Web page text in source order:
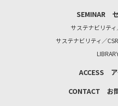
SEMINAR
サステナビリティ
サステナビリティ／
ACCESS
CONTACT お